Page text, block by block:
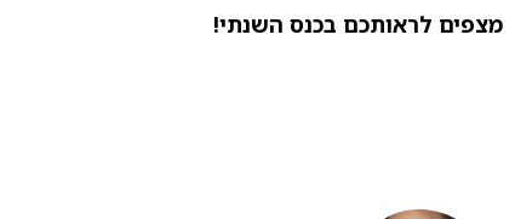
מצפים לראותכם בכנס השנתי!